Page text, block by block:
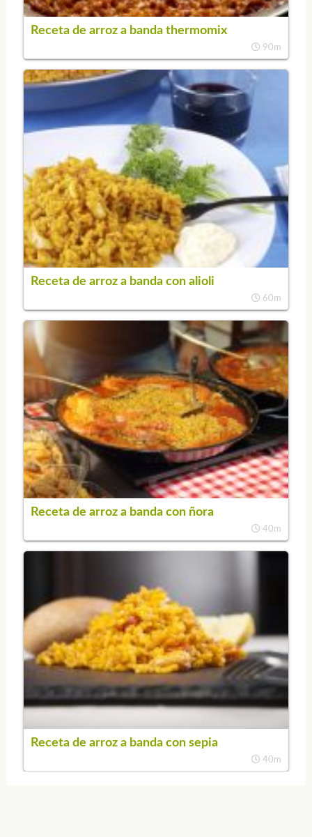
Receta de arroz a banda thermomix
90m
Receta de arroz a banda con alioli
60m
Receta de arroz a banda con ñora
40m
Receta de arroz a banda con sepia
40m